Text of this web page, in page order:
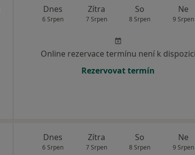
Dnes
6 Srpen
Zítra
7 Srpen
So
8 Srpen
Ne
9 Srpen
Online rezervace termínu není k dispozici
Rezervovat termín
Dnes
6 Srpen
Zítra
7 Srpen
So
8 Srpen
Ne
9 Srpen